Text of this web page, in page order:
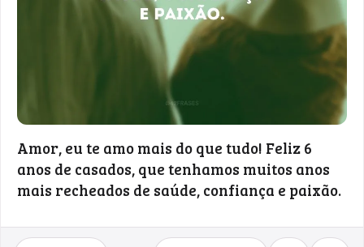
Amor, eu te amo mais do que tudo! Feliz 6
anos de casados, que tenhamos muitos anos
mais recheados de saúde, confiança e paixão.